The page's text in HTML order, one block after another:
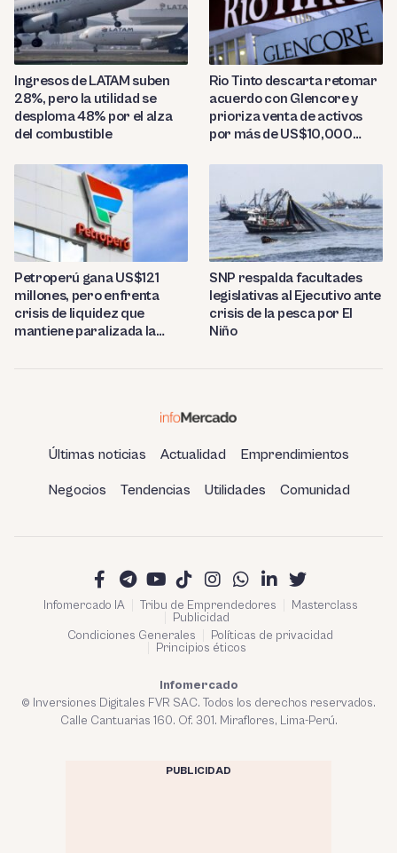
Ingresos de LATAM suben
28%, pero la utilidad se
desploma 48% por el alza
del combustible
Rio Tinto descarta retomar
acuerdo con Glencore y
prioriza venta de activos
por más de US$10,000
Petroperú gana US$121
millones, pero enfrenta
crisis de liquidez que
mantiene paralizada la
SNP respalda facultades
legislativas al Ejecutivo ante
crisis de la pesca por El
Niño
Últimas noticias Actualidad Emprendimientos
Negocios Tendencias Utilidades Comunidad
Infomercado IA Tribu de Emprendedores
Masterclass
Publicidad
Condiciones Generales
Políticas de privacidad
Principios éticos
Infomercado
© Inversiones Digitales FVR SAC. Todos los derechos reservados.
Calle Cantuarias 160. Of. 301. Miraflores, Lima-Perú.
PUBLICIDAD